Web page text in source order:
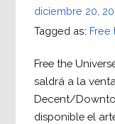
diciembre 20,
Tagged as: Free
Free the
saldrá a la
Decent/
disponible el